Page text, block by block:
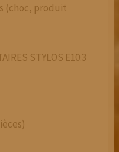
(choc, produit
STYLOS E10.3